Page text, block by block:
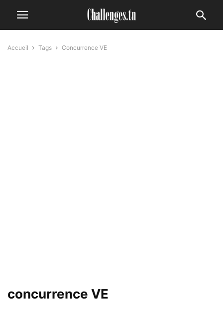
Accueil Tags Concurrence VE
concurrence VE